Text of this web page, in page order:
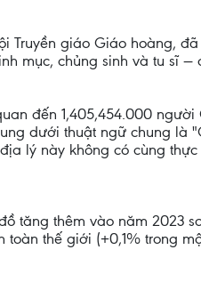
giáo Giáo hoàng,
mục, chủng sinh và tu sĩ —
đến 1,405,454.000
dưới thuật ngữ chung là
lý này không có cùng
tăng thêm vào năm 2023
thế giới (+0,1% trong